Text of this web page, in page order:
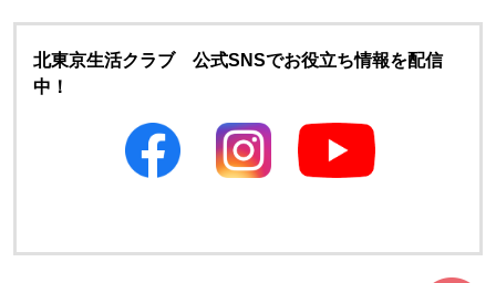
北東京生活クラブ 公式SNSでお役立ち情報を配信
中！